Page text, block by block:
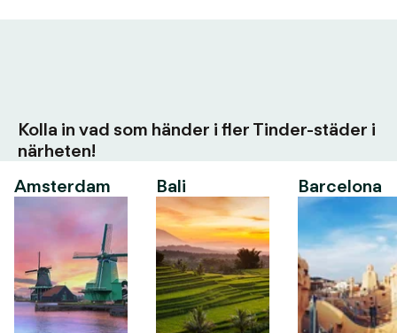
Kolla in vad som händer i fler Tinder-städer i
närheten!
Amsterdam
Bali Barcelona